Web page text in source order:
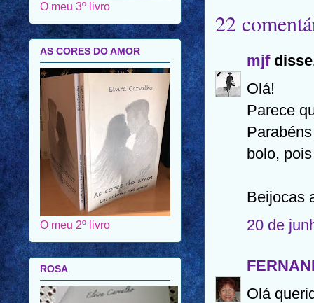
22
mjf
Olá!
Parece
bolo,
Beijocas
20 de
Olá
O meu 3º livro
AS CORES DO AMOR
O meu 2º livro
ROSA